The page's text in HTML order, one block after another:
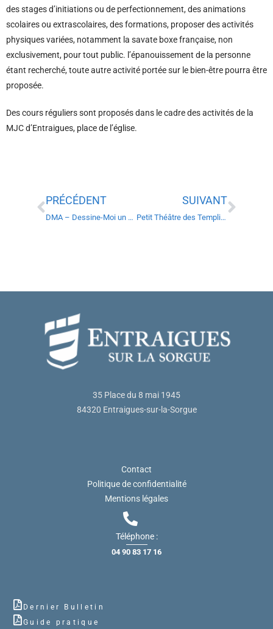
des stages d’initiations ou de perfectionnement, des animations
scolaires ou extrascolaires, des formations, proposer des activités
physiques variées, notamment la savate boxe française, non
exclusivement, pour tout public. l’épanouissement de la personne
étant recherché, toute autre activité portée sur le bien-être pourra être
proposée.
Des cours réguliers sont proposés dans le cadre des activités de la
MJC d’Entraigues, place de l’église.
PRÉCÉDENT
DMA – Dessine-Moi un Accompagnement
SUIVANT
Petit Théâtre des Templiers
35 Place du 8 mai 1945
84320 Entraigues-sur-la-Sorgue
Contact
Politique de confidentialité
Mentions légales
Téléphone :
04 90 83 17 16
Dernier Bulletin
Guide pratique